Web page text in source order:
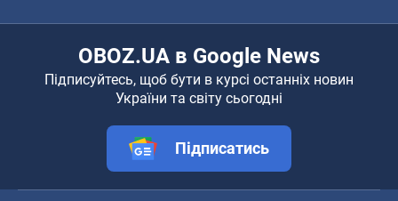
OBOZ.UA в Google News
Підписуйтесь, щоб бути в курсі останніх новин
України та світу сьогодні
Підписатись